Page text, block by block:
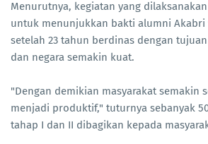
Menurutnya, kegiatan yang
untuk menunjukkan bakti alumni Akabri
setelah 23 tahun berdinas dengan
dan negara semakin kuat.
"Dengan demikian masyarakat semakin
menjadi produktif," tuturnya sebanyak
tahap I dan II dibagikan kepada